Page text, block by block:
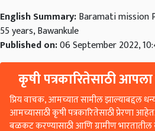
English Summary:Baramati mission
55 years, Bawankule
Published on:06 September 2022,
कृषी पत्रकारितेसाठी आपला
प्रिय वाचक, आमच्यात सामील झाल्याबद्दल
आमच्यासाठी कृषी पत्रकारितेसाठी प्रेरणा
बळकट करण्यासाठी आणि ग्रामीण